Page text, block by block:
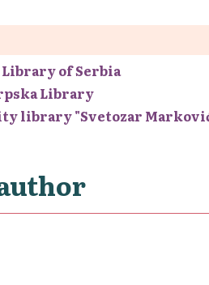
of Serbia
Library
library "Svetozar